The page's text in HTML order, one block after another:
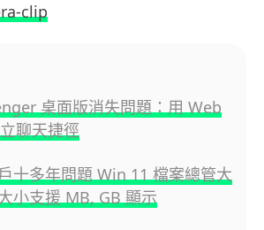
clip
桌面版消失問題：用 Web
聊天捷徑
十多年問題 Win 11 檔案總管大
小支援 MB, GB 顯示